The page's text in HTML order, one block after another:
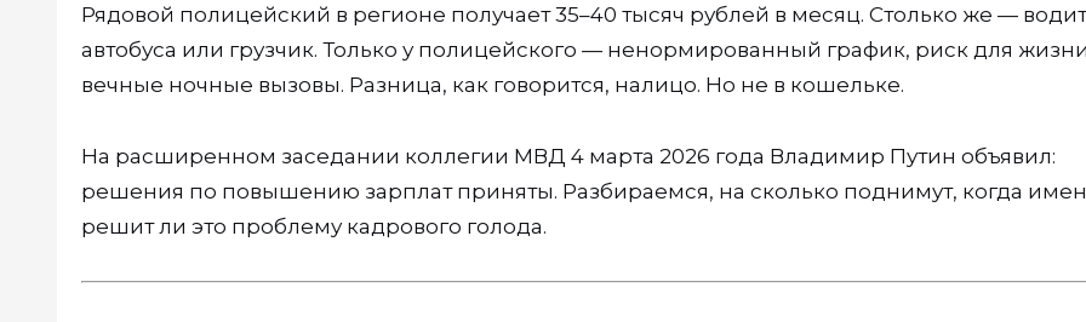
Рядовой полицейский в регионе получает 35–40 тысяч рублей в месяц. Столько же —
автобуса или грузчик. Только у полицейского — ненормированный график, риск для
вечные ночные вызовы. Разница, как говорится, налицо. Но не в кошельке.
На расширенном заседании коллегии МВД 4 марта 2026 года Владимир Путин объявил:
решения по повышению зарплат приняты. Разбираемся, на сколько поднимут, когда
решит ли это проблему кадрового голода.